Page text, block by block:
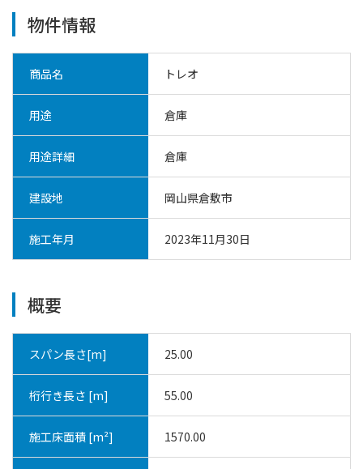
物件情報
商品名 トレオ
用途 倉庫
用途詳細 倉庫
建設地 岡山県倉敷市
施工年月 2023年11月30日
概要
スパン長さ[m] 25.00
桁行き長さ [m] 55.00
施工床面積 [m²] 1570.00